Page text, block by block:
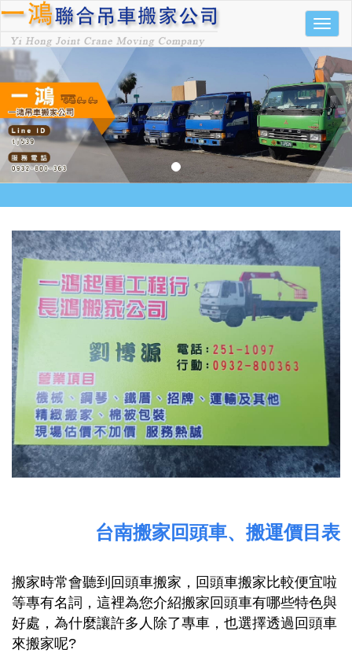
功
能
選
單
台南搬家回頭車、搬運價目表
搬家時常會聽到回頭車搬家，回頭車搬家比較便宜啦
等專有名詞，這裡為您介紹搬家回頭車有哪些特色與
好處，為什麼讓許多人除了專車，也選擇透過回頭車
來搬家呢?